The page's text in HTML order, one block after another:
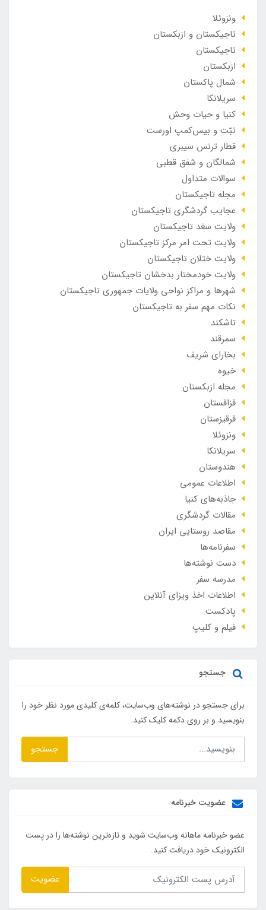
ونزوئلا
تاجیکستان و ازبکستان
تاجیکستان
ازبکستان
شمال پاکستان
سریلانکا
کنیا و حیات وحش
تبّت و بیس‌کمپ اورست
قطار ترنس سیبری
شمالگان و شفق قطبی
سوالات متداول
مجله تاجیکستان
عجایب گردشگری تاجیکستان
ولایت سغد تاجیکستان
ولایت تحت امر مرکز تاجیکستان
ولایت ختلان تاجیکستان
ولایت خودمختار بدخشان تاجیکستان
شهرها و مراکز نواحی ولایات جمهوری تاجیکستان
نکات مهم سفر به تاجیکستان
تاشکند
سمرقند
بخارای شریف
خیوه
مجله ازبکستان
قزاقستان
قرقیزستان
ونزوئلا
سریلانکا
هندوستان
اطلاعات عمومی
جاذبه‌های کنیا
مقالات گردشگری
مقاصد روستایی ایران
سفرنامه‌ها
دست نوشته‌ها
مدرسه سفر
اطلاعات اخذ ویزای آنلاین
پادکست
فیلم و کلیپ
جستجو
برای جستجو در نوشته‌های وب‌سایت، کلمه‌ی کلیدی مورد نظر خود را
بنویسید و بر روی دکمه کلیک کنید.
جستجو
عضویت خبرنامه
عضو خبرنامه ماهانه وب‌سایت شوید و تازه‌ترین نوشته‌ها را در پست
الکترونیک خود دریافت کنید.
عضویت